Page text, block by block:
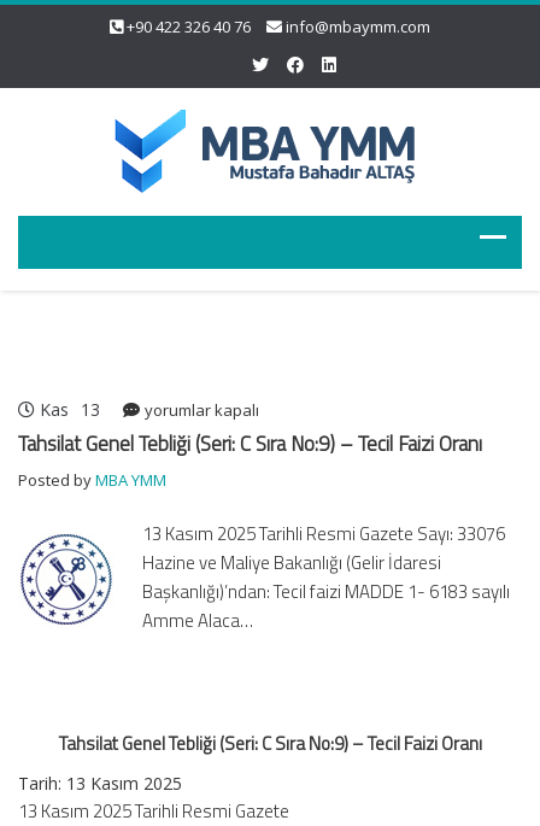
+90 422 326 40 76 info@mbaymm.com
Kas 13
Tahsilat
Genel
Tebliği
(Seri:
Sıra
No:9)
–
Tecil
yorumlar kapalı
Tahsilat Genel Tebliği (Seri: C Sıra No:9) – Tecil Faizi Oranı
Posted byMBA YMM
13 Kasım 2025 Tarihli Resmi Gazete Sayı: 33076
Hazine ve Maliye Bakanlığı (Gelir İdaresi
Başkanlığı)’ndan: Tecil faizi MADDE 1- 6183 sayılı
Amme Alaca…
Tahsilat Genel Tebliği (Seri: C Sıra No:9) – Tecil Faizi Oranı
Tarih: 13 Kasım 2025
13 Kasım 2025 Tarihli Resmi Gazete